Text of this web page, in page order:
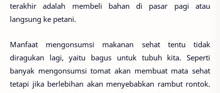
terakhir adalah membeli bahan di pasar pagi atau
langsung ke petani.
Manfaat mengonsumsi makanan sehat tentu tidak
diragukan lagi, yaitu bagus untuk tubuh kita. Seperti
banyak mengonsumsi tomat akan membuat mata sehat
tetapi jika berlebihan akan menyebabkan rambut rontok.